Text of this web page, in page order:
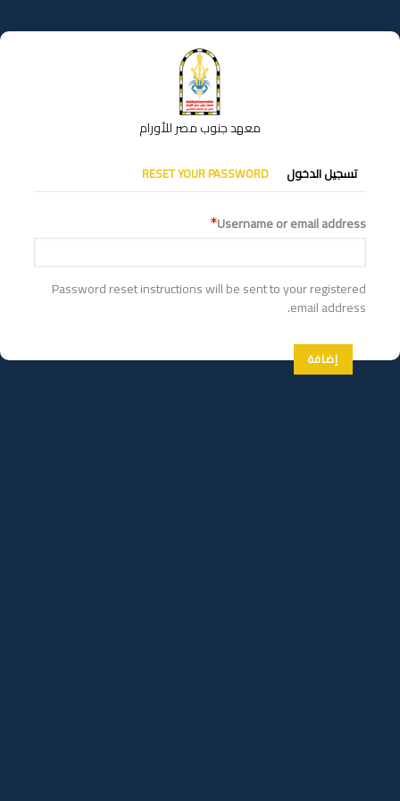
إلى
المحتوى
معهد جنوب مصر للأورام
التبويبات
الأساسية
تسجيل الدخول RESET YOUR PASSWORD
Username or email address
Password reset instructions will be sent to your registered
email address.